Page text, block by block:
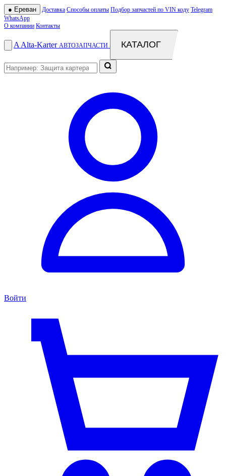
● Ереван Доставка Способы оплаты Подбор запчастей по VIN коду Telegram
WhatsApp
О компании Контакты
A Alta-Karter АВТОЗАПЧАСТИ КАТАЛОГ
Войти